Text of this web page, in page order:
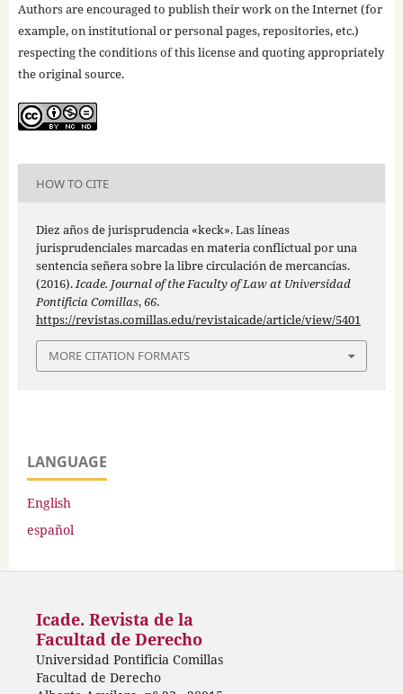
Authors are encouraged to publish their work on the Internet (for
example, on institutional or personal pages, repositories, etc.)
respecting the conditions of this license and quoting appropriately
the original source.
HOW TO CITE
Diez años de jurisprudencia «keck». Las líneas
jurisprudenciales marcadas en materia conflictual por una
sentencia señera sobre la libre circulación de mercancías.
(2016).Icade. Journal of the Faculty of Law at Universidad
Pontificia Comillas,66.
https://revistas.comillas.edu/revistaicade/article/view/5401
MORE CITATION FORMATS
LANGUAGE
English
español
Icade. Revista de la
Facultad de Derecho
Universidad Pontificia Comillas
Facultad de Derecho